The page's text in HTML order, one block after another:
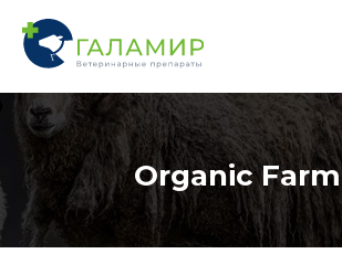
Organic Farm